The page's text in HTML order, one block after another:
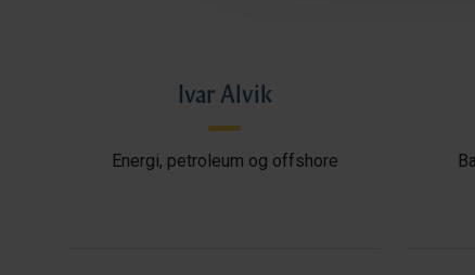
Ivar Alvik
Energi, petroleum og offshore